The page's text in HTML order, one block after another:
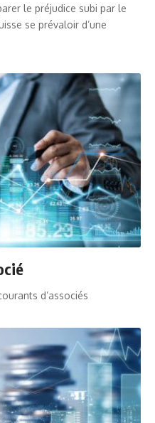
le préjudice subi par le
se prévaloir d’une
d’associés